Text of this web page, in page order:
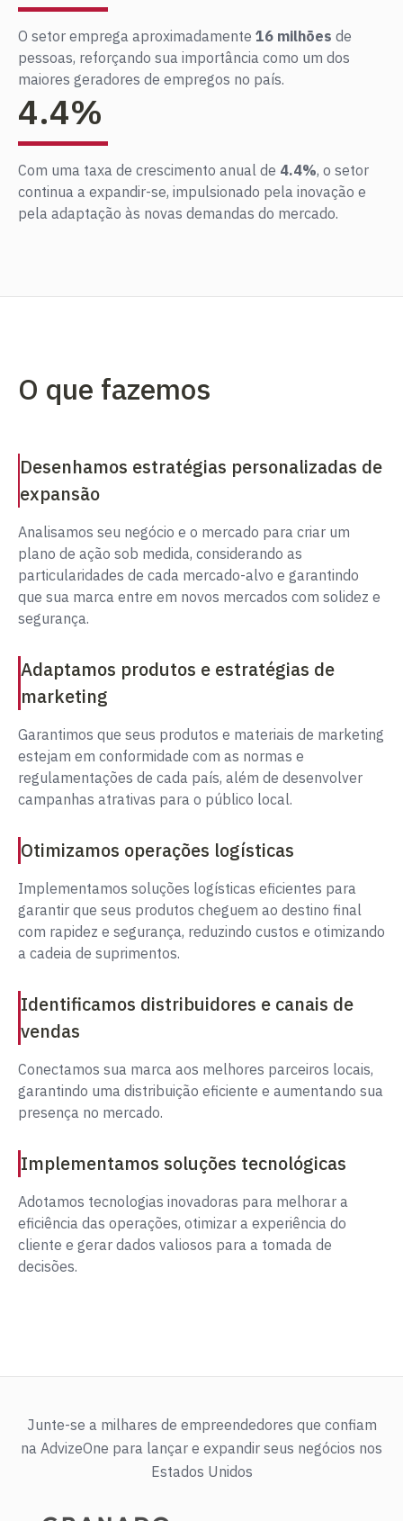
O setor emprega aproximadamente 16 milhões de
pessoas, reforçando sua importância como um dos
maiores geradores de empregos no país.
4.4%
Com uma taxa de crescimento anual de 4.4%, o setor
continua a expandir-se, impulsionado pela inovação e
pela adaptação às novas demandas do mercado.
O que fazemos
Desenhamos estratégias personalizadas de
expansão
Analisamos seu negócio e o mercado para criar um
plano de ação sob medida, considerando as
particularidades de cada mercado-alvo e garantindo
que sua marca entre em novos mercados com solidez e
segurança.
Adaptamos produtos e estratégias de
marketing
Garantimos que seus produtos e materiais de marketing
estejam em conformidade com as normas e
regulamentações de cada país, além de desenvolver
campanhas atrativas para o público local.
Otimizamos operações logísticas
Implementamos soluções logísticas eficientes para
garantir que seus produtos cheguem ao destino final
com rapidez e segurança, reduzindo custos e otimizando
a cadeia de suprimentos.
Identificamos distribuidores e canais de
vendas
Conectamos sua marca aos melhores parceiros locais,
garantindo uma distribuição eficiente e aumentando sua
presença no mercado.
Implementamos soluções tecnológicas
Adotamos tecnologias inovadoras para melhorar a
eficiência das operações, otimizar a experiência do
cliente e gerar dados valiosos para a tomada de
decisões.
Junte-se a milhares de empreendedores que confiam
na AdvizeOne para lançar e expandir seus negócios nos
Estados Unidos